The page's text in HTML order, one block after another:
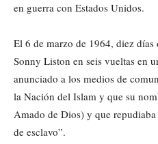
en guerra con Estados Unidos.
El 6 de marzo de 1964, diez días
Sonny Liston en seis vueltas en
anunciado a los medios de
la Nación del Islam y que su
Amado de Dios) y que
de esclavo”.